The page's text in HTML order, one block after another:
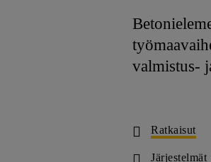
valmistus-
Ratkaisut